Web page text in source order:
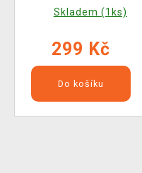
Skladem (1ks)
299 Kč
Do košíku